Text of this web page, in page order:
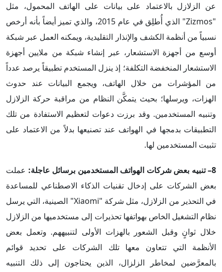
عن الزلازل بالاعتماد على بيانات على الهاتف المحمول، مثل
"Zizmos" الذي أُطلِق في عام 2015، والذي تميز أيضاً بأنه أرخص
نسبياً من أنظمة الكشف والإنذار التقليدية، ويمكنه العمل عبر شبكة
أوسع من أجهزة الاستشعار، عبر إنشاء شبكة من ملايين أجهزة
الاستشعار المنخفضة التكلفة؛ إذ ينزل المستخدم تطبيقاً يرصد عدداً
من المؤشرات من خلال الهاتف، ويجمع البيانات عند حدوث
الهزات، ويرسلها؛ بحيث يتمكَّن النظام من مراقبة حركة الزلازل
وتنبيه المستخدمين. وقد برزت دعوات لتعظيم الاستفادة من تلك
التطبيقات بدمجها في الهواتف عند تصنيعها بدلاً من الاعتماد على
تثبيت المستخدمين لها.
8– تنبيه بعض شركات الهواتف المستخدمين برسائل عاجلة:
عملت
بعض الشركات على إدخال تقنيات الذكاء الاصطناعي للمساعدة
في التحذير من الزلازل، مثل شركة "Xiaomi" الصينية، التي يرسل
نظام التشغيل الخاص بهواتفها تحذيرات إلى مستخدميها من الزلازل
خلال ثوانٍ وقبل الشعور بالهزات الأولى لتنبيههم. وتعمل بعض
الأنظمة التي تتعاون معها تلك الشركات على تحديد قوائم
بالمعرَّضين لمخاطر الزلزال، الذين يحتاجون إلى ذلك التنبيه